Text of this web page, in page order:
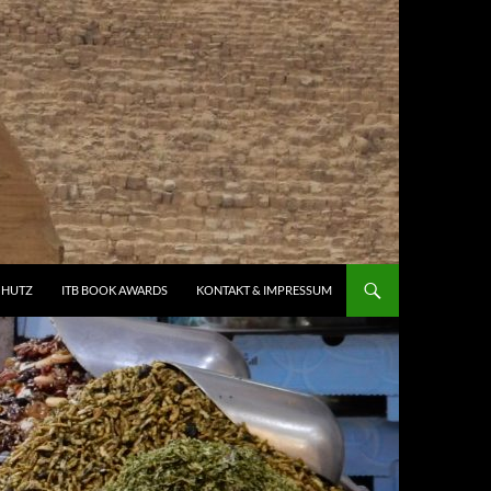
ITB BOOK AWARDS KONTAKT & IMPRESSUM